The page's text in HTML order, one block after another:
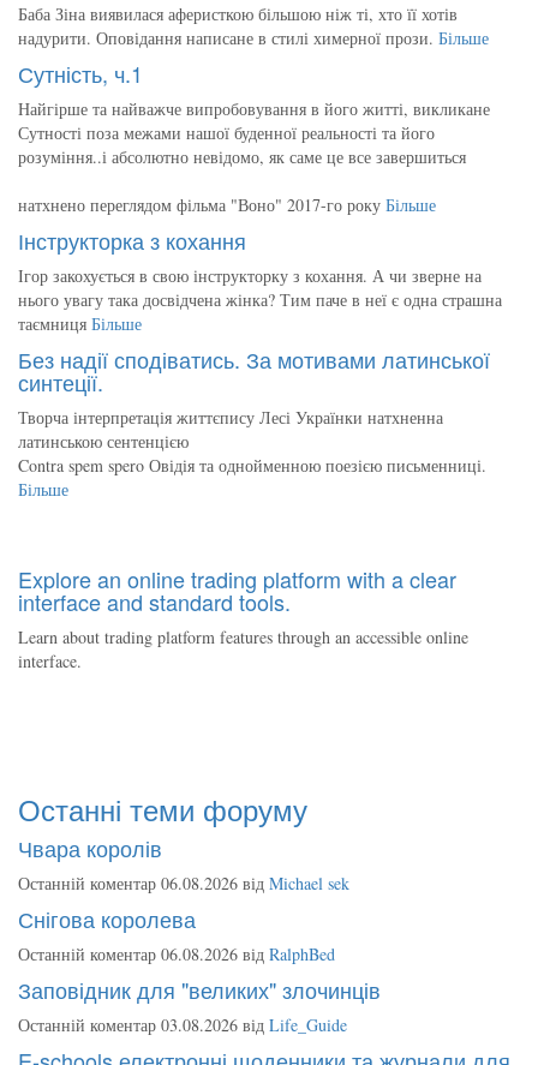
Баба Зіна виявилася аферисткою більшою ніж ті, хто її хотів
надурити. Оповідання написане в стилі химерної прози. Більше
Сутність, ч.1
Найгірше та найважче випробовування в його житті, викликане
Сутності поза межами нашої буденної реальності та його
розуміння..і абсолютно невідомо, як саме це все завершиться
натхнено переглядом фільма "Воно" 2017-го року Більше
Інструкторка з кохання
Ігор закохується в свою інструкторку з кохання. А чи зверне на
нього увагу така досвідчена жінка? Тим паче в неї є одна страшна
таємниця Більше
Без надії сподіватись. За мотивами латинської
синтеції.
Творча інтерпретація життєпису Лесі Українки натхненна
латинською сентенцією
Contra spem spero Овідія та однойменною поезією письменниці.
Більше
Explore an online trading platform with a clear
interface and standard tools.
Learn about trading platform features through an accessible online
interface.
Останні теми форуму
Чвара королів
Останній коментар 06.08.2026 від Michael sek
Снігова королева
Останній коментар 06.08.2026 від RalphBed
Заповідник для "великих" злочинців
Останній коментар 03.08.2026 від Life_Guide